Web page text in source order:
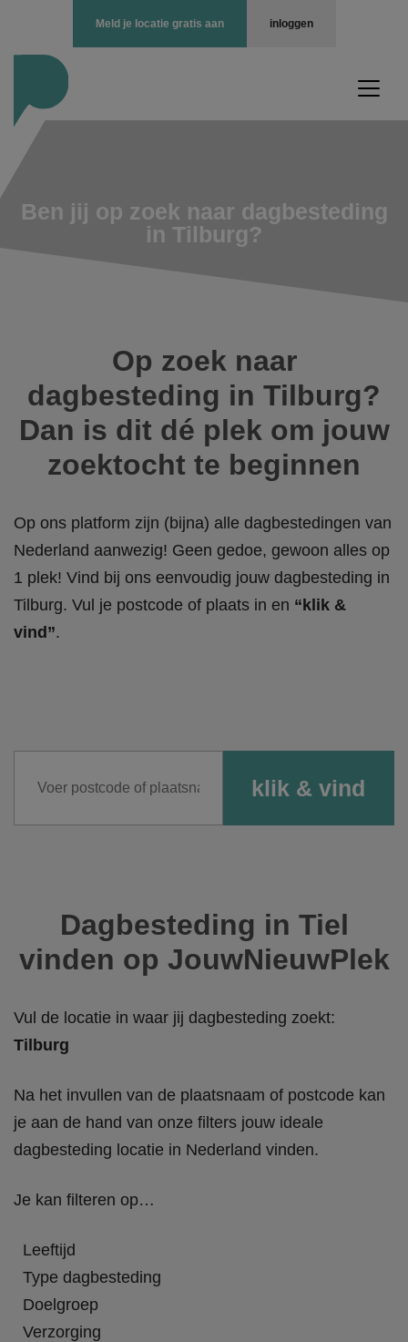
inloggen
Meld je locatie gratis aan
Ben jij op zoek naar dagbesteding
in Tilburg?
Op zoek naar
dagbesteding in Tilburg?
Dan is dit dé plek om jouw
zoektocht te beginnen
Op ons platform zijn (bijna) alle dagbestedingen van
Nederland aanwezig! Geen gedoe, gewoon alles op
1 plek! Vind bij ons eenvoudig jouw dagbesteding in
Tilburg. Vul je postcode of plaats in en “klik &
vind”.
Dagbesteding in Tiel
vinden op JouwNieuwPlek
Vul de locatie in waar jij dagbesteding zoekt:
Tilburg
Na het invullen van de plaatsnaam of postcode kan
je aan de hand van onze filters jouw ideale
dagbesteding locatie in Nederland vinden.
Je kan filteren op…
Leeftijd
Type dagbesteding
Doelgroep
Verzorging